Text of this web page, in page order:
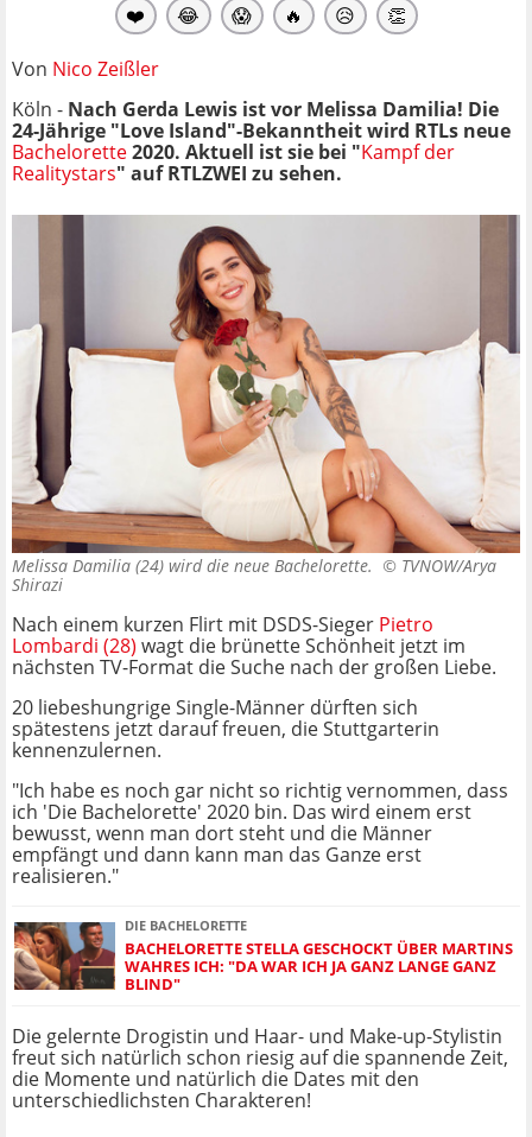
❤️ 😂 😱 🔥 😥 👏
Von Nico Zeißler
Köln - Nach Gerda Lewis ist vor Melissa Damilia! Die
24-Jährige "Love Island"-Bekanntheit wird RTLs neue
Bachelorette2020. Aktuell ist sie bei "Kampf der
Realitystars" auf RTLZWEI zu sehen.
Melissa Damilia (24) wird die neue Bachelorette. © TVNOW/Arya
Shirazi
Nach einem kurzen Flirt mit DSDS-Sieger Pietro
Lombardi (28) wagt die brünette Schönheit jetzt im
nächsten TV-Format die Suche nach der großen Liebe.
20 liebeshungrige Single-Männer dürften sich
spätestens jetzt darauf freuen, die Stuttgarterin
kennenzulernen.
"Ich habe es noch gar nicht so richtig vernommen, dass
ich 'Die Bachelorette' 2020 bin. Das wird einem erst
bewusst, wenn man dort steht und die Männer
empfängt und dann kann man das Ganze erst
realisieren."
DIE BACHELORETTE
BACHELORETTE STELLA GESCHOCKT ÜBER MARTINS
WAHRES ICH: "DA WAR ICH JA GANZ LANGE GANZ
BLIND"
Die gelernte Drogistin und Haar- und Make-up-Stylistin
freut sich natürlich schon riesig auf die spannende Zeit,
die Momente und natürlich die Dates mit den
unterschiedlichsten Charakteren!